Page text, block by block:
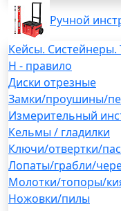
Ручной
Кейсы. Систейнеры.
H - правило
Диски отрезные
Замки/проушины/
Измерительный
Кельмы / гладилки
Ключи/отвертки/
Лопаты/грабли/
Молотки/топоры/
Ножовки/пилы